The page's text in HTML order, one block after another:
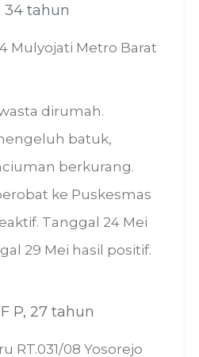
34 tahun
Mulyojati Metro Barat
dirumah.
batuk,
berkurang.
ke Puskesmas
Tanggal 24 Mei
29 Mei hasil positif.
P, 27 tahun
RT.031/08 Yosorejo